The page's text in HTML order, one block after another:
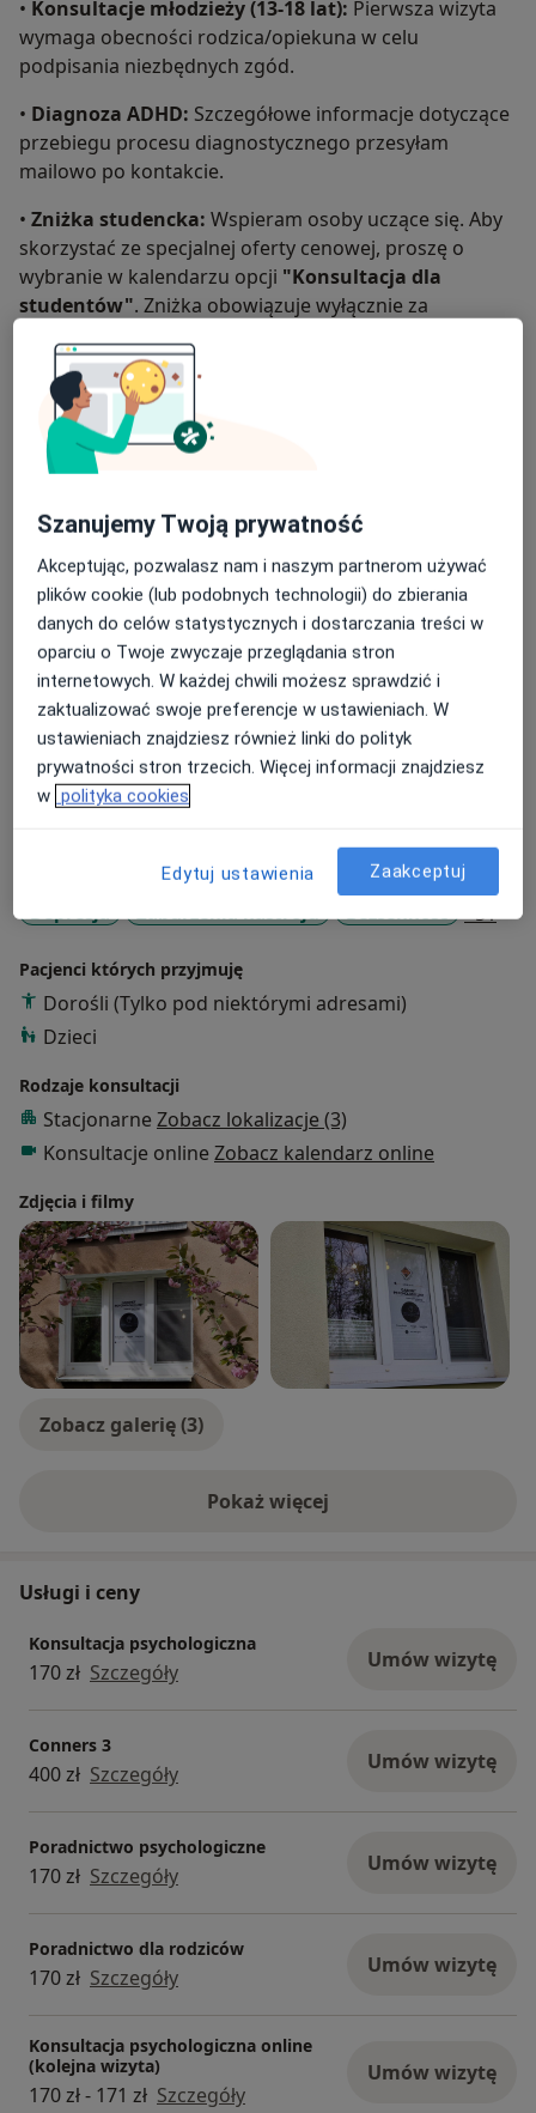
• Konsultacje młodzieży (13-18 lat): Pierwsza wizyta
wymaga obecności rodzica/opiekuna w celu
podpisania niezbędnych zgód.
• Diagnoza ADHD: Szczegółowe informacje dotyczące
przebiegu procesu diagnostycznego przesyłam
mailowo po kontakcie.
• Zniżka studencka: Wspieram osoby uczące się. Aby
skorzystać ze specjalnej oferty cenowej, proszę o
wybranie w kalendarzu opcji "Konsultacja dla
studentów". Zniżka obowiązuje wyłącznie za
wizyty.
Zapraszam Cię w podróż po Twoje nowe
rozwiązania. Do zobaczenia!
Podejście terapeutyczne
Psychoterapia
Psychoterapia młodzieży
Psychoterapia par
Zakres porad
Poradnictwo psychologiczne
Psychologia kryzysu
Psychologia seniorów
Psychologia społeczna
Zaburzenia emocjonalne
Zaburzenia lękowe
+51
Pacjenci których przyjmuję
Dorośli (Tylko pod niektórymi adresami)
Dzieci
Rodzaje konsultacji
Stacjonarne Zobacz lokalizacje (3)
Konsultacje online Zobacz kalendarz online
Zdjęcia i filmy
Zobacz galerię (3)
Pokaż więcejo doświadczeniu
Usługi i ceny
Konsultacja psychologiczna
170 zł Szczegóły Umów wizytę
Conners 3
400 zł Szczegóły Umów wizytę
Poradnictwo psychologiczne
170 zł Szczegóły Umów wizytę
Poradnictwo dla rodziców
170 zł Szczegóły Umów wizytę
Konsultacja psychologiczna online
(kolejna wizyta)
170 zł - 171 zł Szczegóły
Umów wizytę
Szanujemy Twoją prywatność
Akceptując, pozwalasz nam i naszym partnerom używać
plików cookie (lub podobnych technologii) do zbierania
danych do celów statystycznych i dostarczania treści w
oparciu o Twoje zwyczaje przeglądania stron
internetowych. W każdej chwili możesz sprawdzić i
zaktualizować swoje preferencje w ustawieniach. W
ustawieniach znajdziesz również linki do polityk
prywatności stron trzecich. Więcej informacji znajdziesz
w polityka cookies
Edytuj ustawienia Zaakceptuj